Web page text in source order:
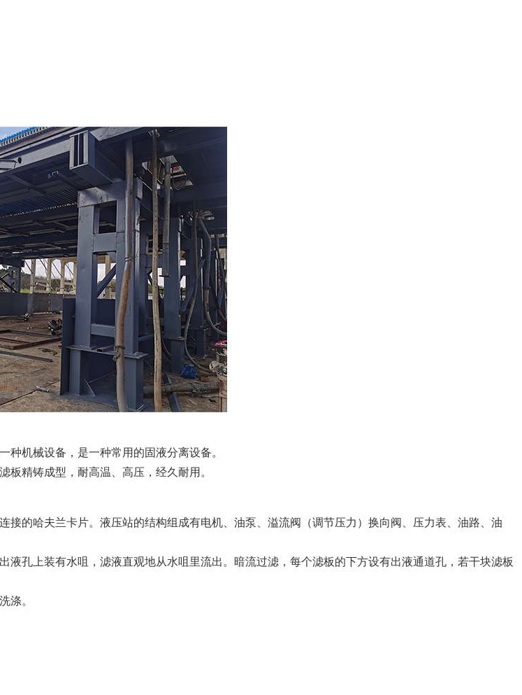
机械设备，是一种常用的固液分离设备。
精铸成型，耐高温、高压，经久耐用。
的哈夫兰卡片。液压站的结构组成有电机、油泵、溢流阀（调节压力）换向阀、压力表、油路、油
孔上装有水咀，滤液直观地从水咀里流出。暗流过滤，每个滤板的下方设有出液通道孔，若干块滤板
涤。